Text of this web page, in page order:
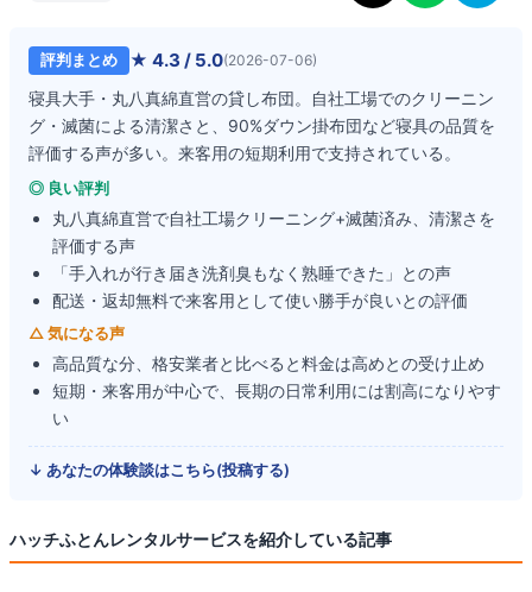
評判まとめ ★ 4.3 / 5.0(2026-07-06)
寝具大手・丸八真綿直営の貸し布団。自社工場でのクリーニン
グ・滅菌による清潔さと、90%ダウン掛布団など寝具の品質を
評価する声が多い。来客用の短期利用で支持されている。
◎ 良い評判
丸八真綿直営で自社工場クリーニング+滅菌済み、清潔さを
評価する声
「手入れが行き届き洗剤臭もなく熟睡できた」との声
配送・返却無料で来客用として使い勝手が良いとの評価
△ 気になる声
高品質な分、格安業者と比べると料金は高めとの受け止め
短期・来客用が中心で、長期の日常利用には割高になりやす
い
↓ あなたの体験談はこちら(投稿する)
ハッチふとんレンタルサービスを紹介している記事